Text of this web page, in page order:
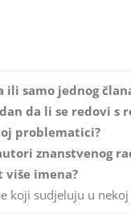
samo jednog
da li se redovi s
problematici?
znanstvenog
više imena?
koji sudjeluju u